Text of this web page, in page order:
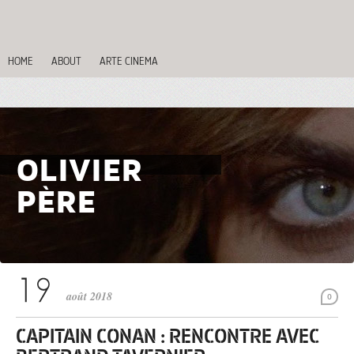
HOME ABOUT ARTE CINEMA
OLIVIER
PÈRE
0
août 2018
CAPITAIN CONAN : RENCONTRE AVEC